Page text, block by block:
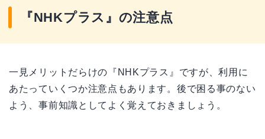
『NHKプラス』の注意点
一見メリットだらけの『NHKプラス』ですが、利用に
あたっていくつか注意点もあります。後で困る事のない
よう、事前知識としてよく覚えておきましょう。